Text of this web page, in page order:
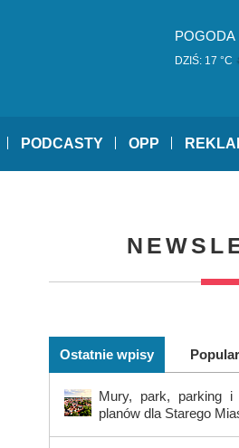
POGODA
DZIŚ: 17 °C
PODCASTY OPP
Ostatnie wpisy
Mury, park, parking i
planów dla Starego